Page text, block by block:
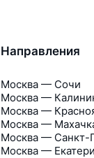
Направления
Москва — Сочи
Москва —
Москва —
Москва —
Москва — Санкт-
Москва —